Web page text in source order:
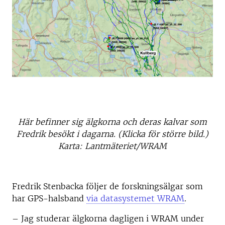
Här befinner sig älgkorna och deras kalvar som
Fredrik besökt i dagarna. (Klicka för större bild.)
Karta: Lantmäteriet/WRAM
Fredrik Stenbacka följer de forskningsälgar som
har GPS-halsband via datasystemet WRAM.
– Jag studerar älgkorna dagligen i WRAM under